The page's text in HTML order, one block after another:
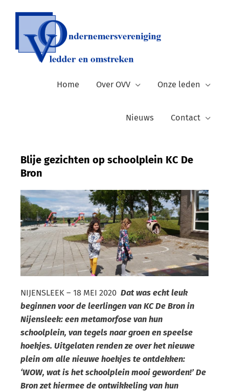
Home Over OVV Onze leden
Nieuws Contact
Blije gezichten op schoolplein KC De
Bron
NIJENSLEEK – 18 MEI 2020 Dat was echt leuk
beginnen voor de leerlingen van KC De Bron in
Nijensleek: een metamorfose van hun
schoolplein, van tegels naar groen en speelse
hoekjes. Uitgelaten renden ze over het nieuwe
plein om alle nieuwe hoekjes te ontdekken:
‘WOW, wat is het schoolplein mooi geworden!’ De
Bron zet hiermee de ontwikkeling van hun